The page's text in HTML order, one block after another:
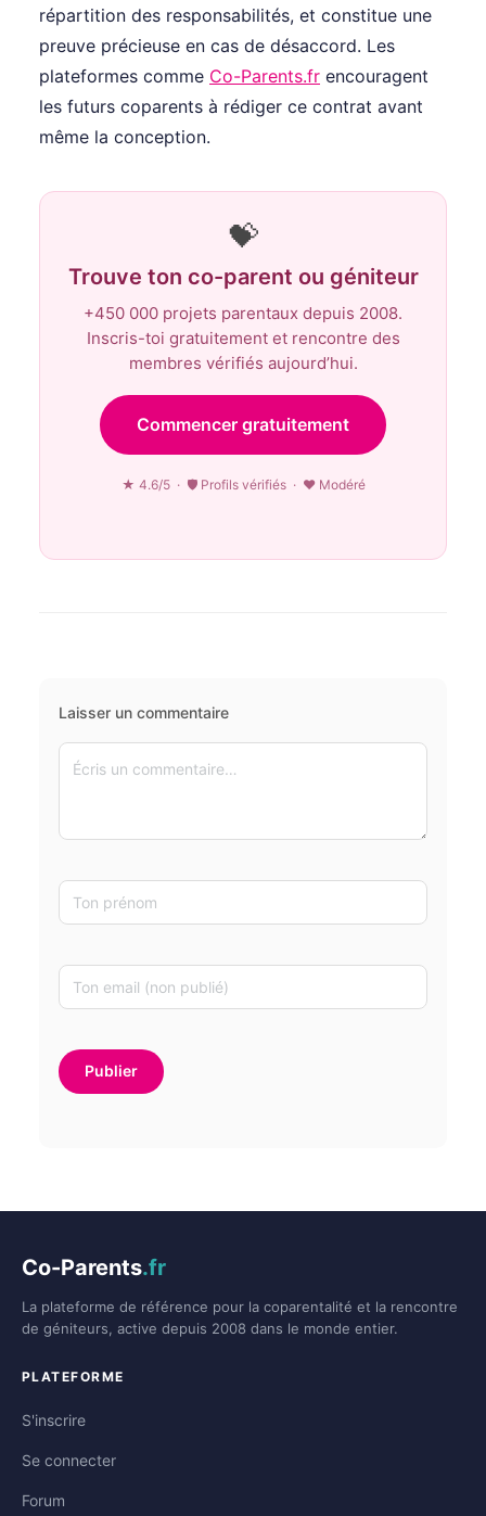
répartition des responsabilités, et constitue une
preuve précieuse en cas de désaccord. Les
plateformes comme Co-Parents.fr encouragent
les futurs coparents à rédiger ce contrat avant
même la conception.
💝
Trouve ton co-parent ou géniteur
+450 000 projets parentaux depuis 2008.
Inscris-toi gratuitement et rencontre des
membres vérifiés aujourd’hui.
Commencer gratuitement
★ 4.6/5 · 🛡 Profils vérifiés · ♥ Modéré
Laisser un commentaire
Co-Parents.fr
La plateforme de référence pour la coparentalité et la rencontre
de géniteurs, active depuis 2008 dans le monde entier.
PLATEFORME
S'inscrire
Se connecter
Forum